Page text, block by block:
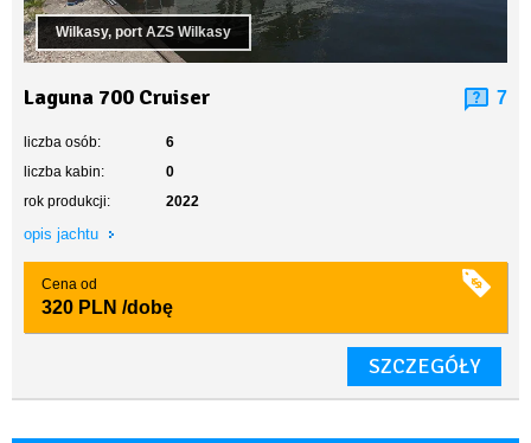
Wilkasy, port AZS Wilkasy
Laguna 700 Cruiser 7
liczba osób:
6
liczba kabin:
0
rok produkcji:
2022
opis jachtu
Cena od
320 PLN /dobę
SZCZEGÓŁY